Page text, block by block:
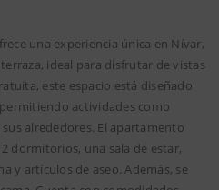
una experiencia única en Nívar,
ideal para disfrutar de vistas
este espacio está diseñado
actividades como
alrededores. El apartamento
dormitorios, una sala de estar,
y artículos de aseo. Además, se